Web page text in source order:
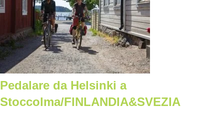
Pedalare da Helsinki a
Stoccolma/FINLANDIA&SVEZIA